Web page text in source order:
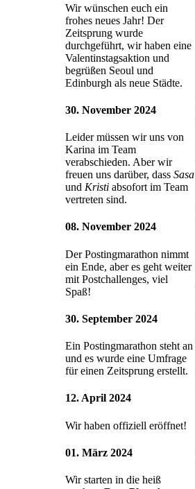
Wir wünschen euch ein
frohes neues Jahr! Der
Zeitsprung wurde
durchgeführt, wir haben eine
Valentinstagsaktion und
begrüßen Seoul und
Edinburgh als neue Städte.
30. November 2024
Leider müssen wir uns von
Karina im Team
verabschieden. Aber wir
freuen uns darüber, dass Sasa
und Kristi absofort im Team
vertreten sind.
08. November 2024
Der Postingmarathon nimmt
ein Ende, aber es geht weiter
mit Postchallenges, viel
Spaß!
30. September 2024
Ein Postingmarathon steht an
und es wurde eine Umfrage
für einen Zeitsprung erstellt.
12. April 2024
Wir haben offiziell eröffnet!
01. März 2024
Wir starten in die heiß